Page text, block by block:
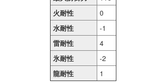
火耐性
0
水耐性
-1
雷耐性
4
氷耐性
-2
龍耐性
1